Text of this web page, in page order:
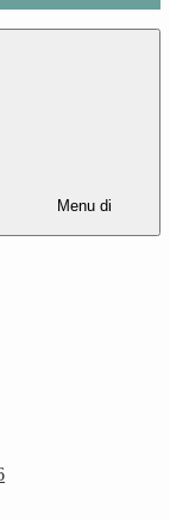
Menu di